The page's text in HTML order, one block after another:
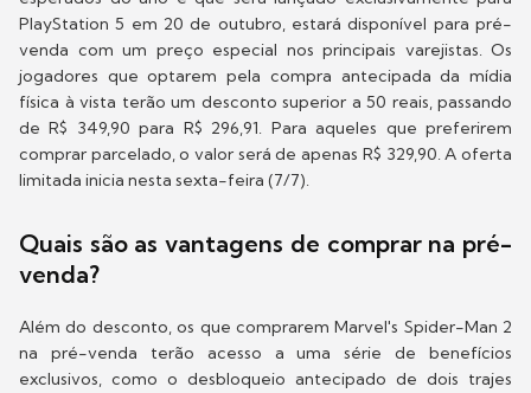
PlayStation 5 em 20 de outubro, estará disponível para pré-
venda com um preço especial nos principais varejistas. Os
jogadores que optarem pela compra antecipada da mídia
física à vista terão um desconto superior a 50 reais, passando
de R$ 349,90 para R$ 296,91. Para aqueles que preferirem
comprar parcelado, o valor será de apenas R$ 329,90. A oferta
limitada inicia nesta sexta-feira (7/7).
Quais são as vantagens de comprar na pré-
venda?
Além do desconto, os que comprarem Marvel's Spider-Man 2
na pré-venda terão acesso a uma série de benefícios
exclusivos, como o desbloqueio antecipado de dois trajes